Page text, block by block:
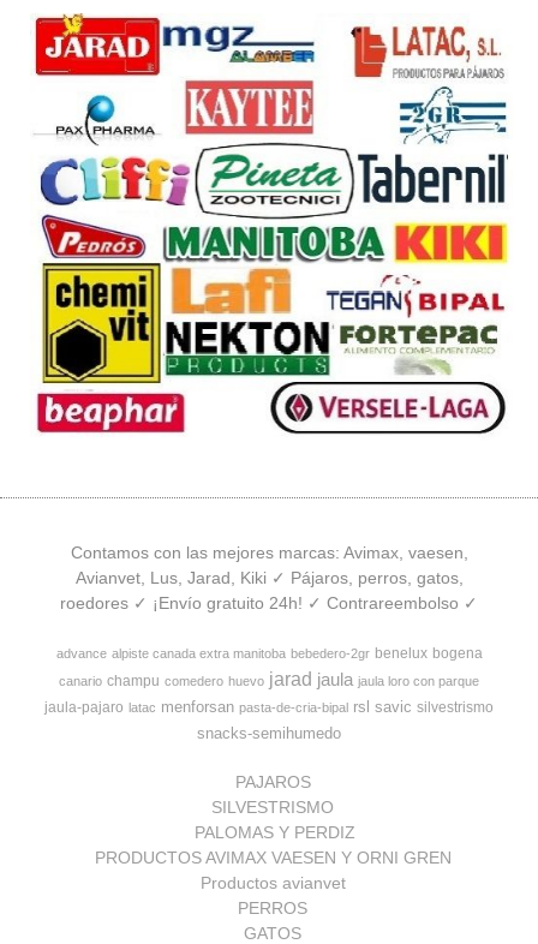
Contamos con las mejores marcas: Avimax, vaesen,
Avianvet, Lus, Jarad, Kiki ✓ Pájaros, perros, gatos,
roedores ✓ ¡Envío gratuito 24h! ✓ Contrareembolso ✓
advance alpiste canada extra manitoba bebedero-2gr benelux bogena
canario champu comedero huevo jarad jaula jaula loro con parque
jaula-pajaro latac menforsan pasta-de-cria-bipal rsl savic silvestrismo
snacks-semihumedo
PAJAROS
SILVESTRISMO
PALOMAS Y PERDIZ
PRODUCTOS AVIMAX VAESEN Y ORNI GREN
Productos avianvet
PERROS
GATOS